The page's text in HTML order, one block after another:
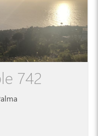
742